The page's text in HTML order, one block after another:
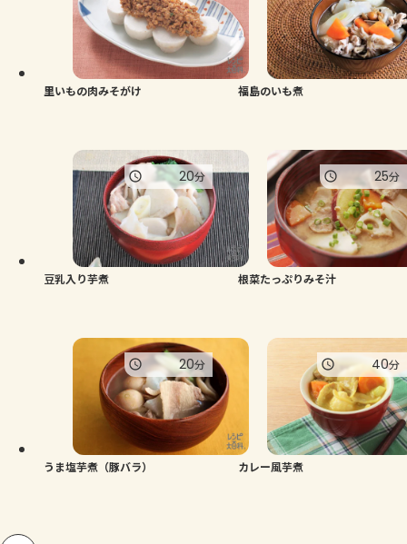
里いもの肉みそがけ 福島のいも煮
豆乳入り芋煮
20分
根菜たっぷりみそ汁
25分
うま塩芋煮（豚バラ）
20分
カレー風芋煮
40分